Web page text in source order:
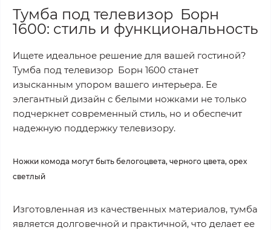
Тумба под телевизор Борн
1600: стиль и функциональность
Ищете идеальное решение для вашей гостиной?
Тумба под телевизор Борн 1600 станет
изысканным упором вашего интерьера. Ее
элегантный дизайн с белыми ножками не только
подчеркнет современный стиль, но и обеспечит
надежную поддержку телевизору.
Ножки комода могут быть белогоцвета, черного цвета, орех
светлый
Изготовленная из качественных материалов, тумба
является долговечной и практичной, что делает ее